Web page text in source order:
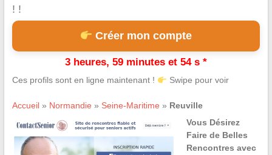
! !
Créer mon compte
3 heures, 59 minutes et 54 s *
Ces profils sont en ligne maintenant ! Swipe pour voir
Accueil» Normandie » Seine-Maritime » Reuville
Vous Désirez
Faire de Belles
Rencontres avec